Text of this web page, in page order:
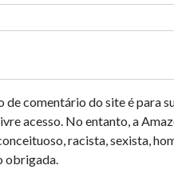
comentário do site é para
acesso. No entanto, a
racista, sexista,
obrigada.